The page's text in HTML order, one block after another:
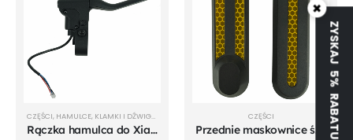
CZĘŚCI, HAMULCE, KLAMKI I DŹWIGNIE
Rączka hamulca do Xiaomi m365 Pro Mi 1S Pro 2 Essential oryginal
CZĘŚCI
Przednie maskownice śrub koła do Xiaomi m365 Pro Mi 1S Pro 2 Essential
×
ZYSKAJ 5% RABATU